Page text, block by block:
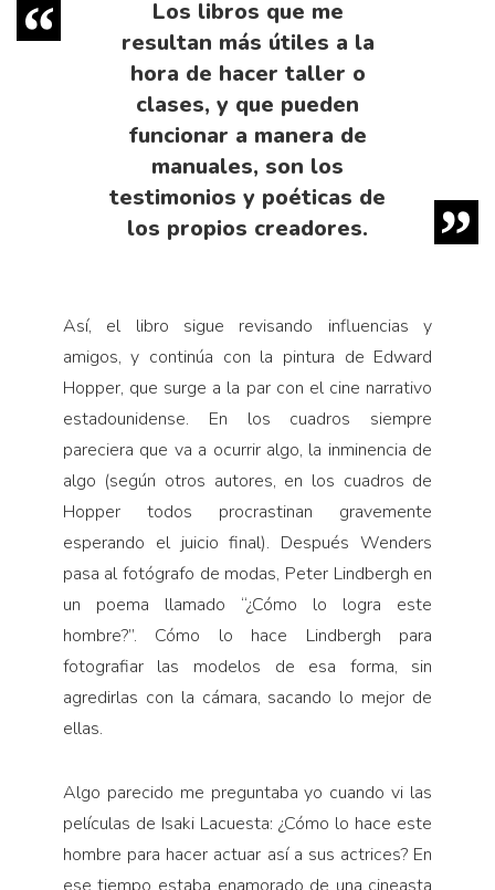
Los libros que me
resultan más útiles a la
hora de hacer taller o
clases, y que pueden
funcionar a manera de
manuales, son los
testimonios y poéticas de
los propios creadores.
Así, el libro sigue revisando influencias y
amigos, y continúa con la pintura de Edward
Hopper, que surge a la par con el cine narrativo
estadounidense. En los cuadros siempre
pareciera que va a ocurrir algo, la inminencia de
algo (según otros autores, en los cuadros de
Hopper todos procrastinan gravemente
esperando el juicio final). Después Wenders
pasa al fotógrafo de modas, Peter Lindbergh en
un poema llamado “¿Cómo lo logra este
hombre?”. Cómo lo hace Lindbergh para
fotografiar las modelos de esa forma, sin
agredirlas con la cámara, sacando lo mejor de
ellas.
Algo parecido me preguntaba yo cuando vi las
películas de Isaki Lacuesta: ¿Cómo lo hace este
hombre para hacer actuar así a sus actrices? En